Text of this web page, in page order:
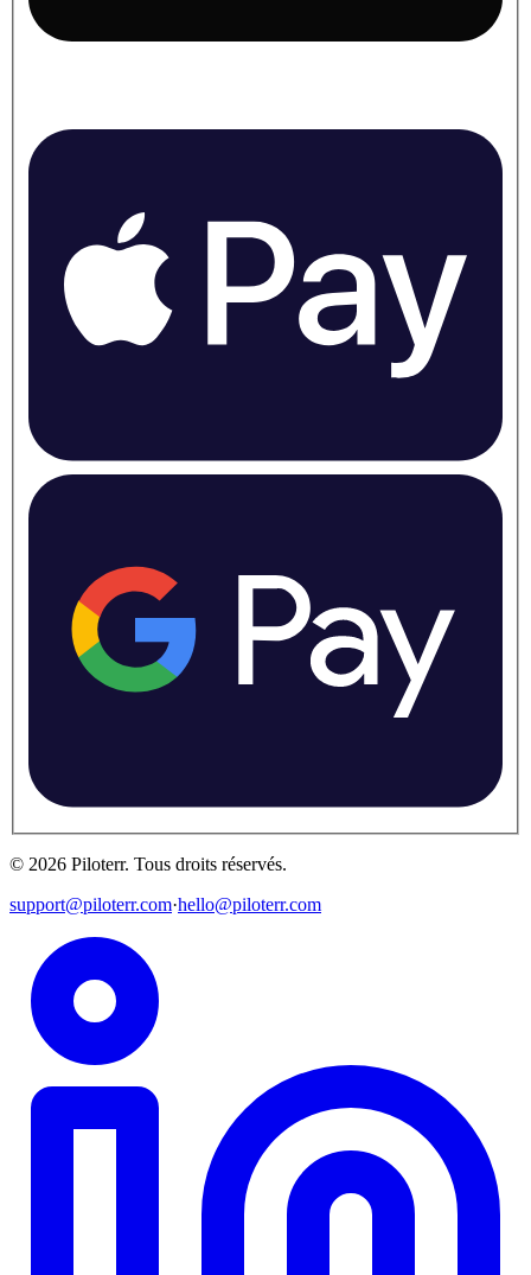
© 2026 Piloterr. Tous droits réservés.
support@piloterr.com·hello@piloterr.com